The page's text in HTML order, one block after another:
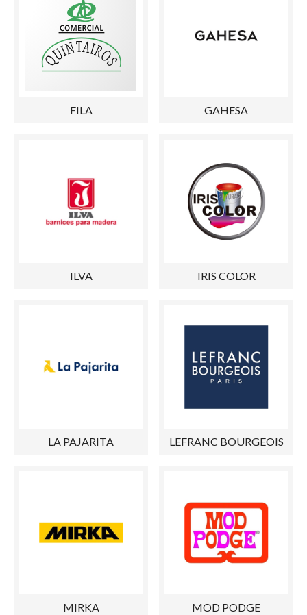
FILA GAHESA
ILVA IRIS COLOR
LA PAJARITA LEFRANC BOURGEOIS
MIRKA MOD PODGE